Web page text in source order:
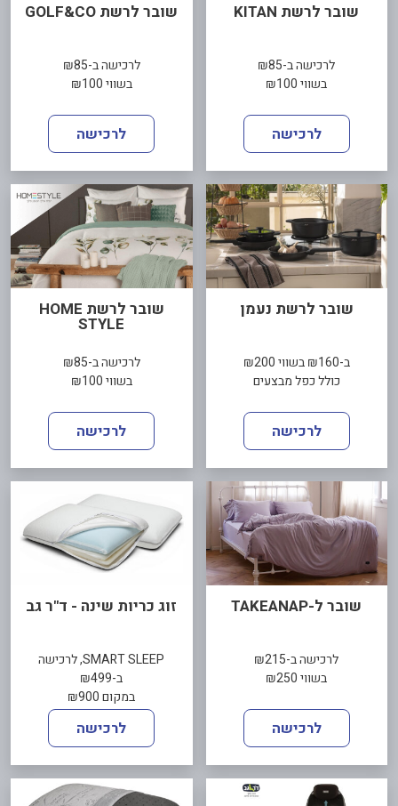
שובר לרשת KITAN
לרכישה ב-₪85
בשווי ₪100
לרכישה
שובר לרשת GOLF&CO
לרכישה ב-₪85
בשווי ₪100
לרכישה
שובר לרשת נעמן
ב-₪160 בשווי ₪200
כולל כפל מבצעים
לרכישה
שובר לרשת HOME
STYLE
לרכישה ב-₪85
בשווי ₪100
לרכישה
שובר ל-TAKEANAP
לרכישה ב-₪215
בשווי ₪250
לרכישה
זוג כריות שינה - ד"ר גב
SMART SLEEP, לרכישה
ב-₪499
במקום ₪900
לרכישה